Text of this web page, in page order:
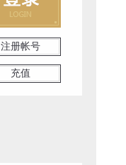
注册帐号
充值